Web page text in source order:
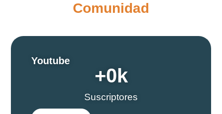
Comunidad
Youtube
Suscriptores
+0k